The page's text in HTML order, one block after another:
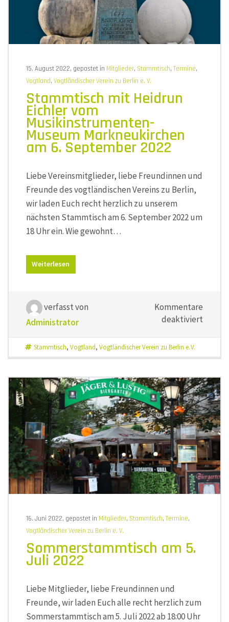
15. August 2022, gepostet in Mitglieder, Stammtisch, Termine,
Vogtland, Vogtländischer Verein zu Berlin e. V.
Stammtisch mit Heidrun
Eichler vom
Musikinstrumenten-
Museum Markneukirchen
am 6. September 2022
Liebe Vereinsmitglieder, liebe Freundinnen und
Freunde des vogtländischen Vereins zu Berlin,
wir laden Euch recht herzlich zu unserem
nächsten Stammtisch am 6. September 2022 um
18 Uhr ein. Wie gewohnt…
Weiterlesen
verfasst von
Administrator
Kommentare
deaktiviert
Heidrun
vom
am
6.
2022
Stammtisch, Vogtland, Vogtländischer Verein zu Berlin e. V.
16. Juni 2022, gepostet in Mitglieder, Stammtisch, Termine,
Vogtländischer Verein zu Berlin e. V.
Sommerstammtisch am 5.
Juli 2022
Liebe Mitglieder, liebe Freundinnen und
Freunde, wir laden Euch alle recht herzlich zum
Sommerstammtisch am 5. Juli 2022 ab 18:00 Uhr